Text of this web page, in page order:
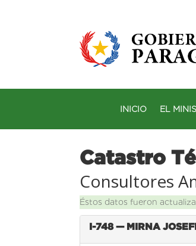
INICIO EL
Catastro
Consultores
Éstos datos fueron
I-748 — MIRNA